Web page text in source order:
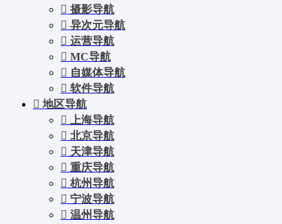
摄影导航
异次元导航
运营导航
MC导航
自媒体导航
软件导航
地区导航
上海导航
北京导航
天津导航
重庆导航
杭州导航
宁波导航
温州导航